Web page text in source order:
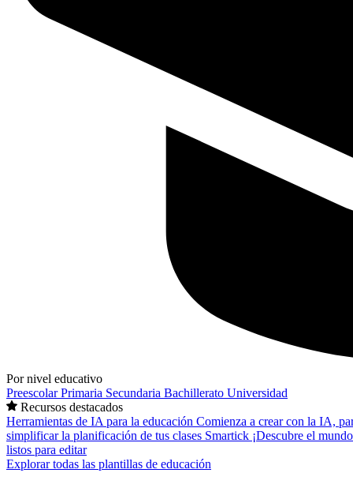
Por nivel educativo
PreescolarPrimaria Secundaria Bachillerato Universidad
Recursos destacados
Herramientas de IA para la educación Comienza a crear con la IA,
simplificar la planificación de tus clases Smartick ¡Descubre el
listos para editar
Explorar todas las plantillas de educación